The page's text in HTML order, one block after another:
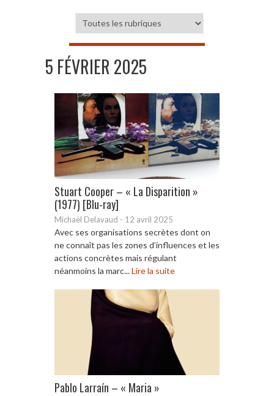
5 FÉVRIER 2025
Stuart Cooper – « La Disparition »
(1977) [Blu-ray]
Michaël Delavaud - 12 avril 2025
Avec ses organisations secrètes dont on
ne connaît pas les zones d’influences et les
actions concrètes mais régulant
néanmoins la marc...Lire la suite
Pablo Larraín – « Maria »